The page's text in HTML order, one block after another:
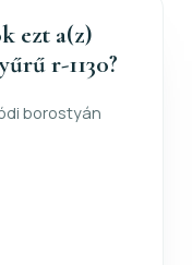
ezt a(z)
r-1130?
borostyán